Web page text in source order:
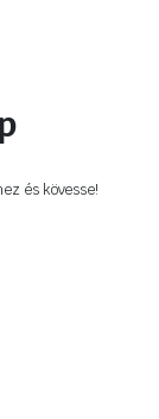
és kövesse!